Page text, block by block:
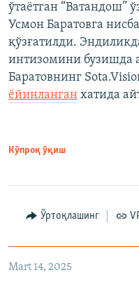
ўтаётган “Ватандош”
Усмон Баратовга
қўзғатилди.
интизомини бузишда
Баратовнинг
ёйинланган хатида
Кўпроқ ўқиш
Ўртоқлашинг
Mart 14, 2025